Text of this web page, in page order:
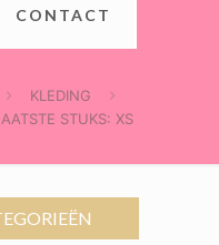
CONTACT
KLEDING
STUKS: XS